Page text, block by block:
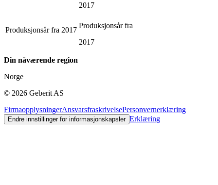
2017
Produksjonsår fra 2017
Produksjonsår fra
2017
Din nåværende region
Norge
© 2026 Geberit AS
FirmaopplysningerAnsvarsfraskrivelsePersonvernerklæring
Endre innstillinger for informasjonskapsler Erklæring